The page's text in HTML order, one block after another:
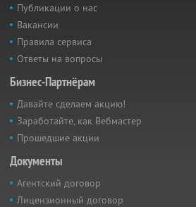
Публикации о нас
Вакансии
Правила сервиса
Ответы на вопросы
Бизнес-Партнёрам
Давайте сделаем акцию!
Заработайте, как Вебмастер
Прошедшие акции
Документы
Агентский договор
Лицензионный договор